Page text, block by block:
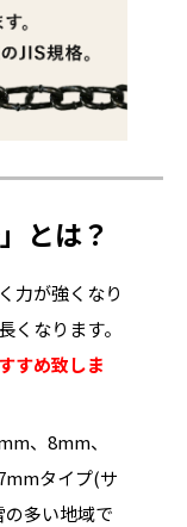
とは？
力が強くなり
くなります。
すめ致しま
、8mm、
タイプ(サ
多い地域で